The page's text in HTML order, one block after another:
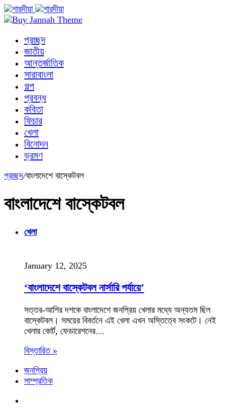
প্রচ্ছদ
জাতীয়
আন্তর্জাতিক
সারাবাংলা
গল্প
প্রবন্ধ
কবিতা
ফিচার
খেলা
বিনোদন
ভ্রমণ
প্রচ্ছদ/বাংলাদেশে বাস্কেটবল
বাংলাদেশে বাস্কেটবল
খেলা
January 12, 2025
‘বাংলাদেশে বাস্কেটবল নার্সারি পর্যায়ে’
সত্তর-আশির দশকে বাংলাদেশে জনপ্রিয় খেলার মধ্যে অন্যতম ছিল
বাস্কেটবল। সময়ের বিবর্তনে এই খেলা এখন অস্তিত্বে সংকটে। নেই
খেলার কোর্ট, ফেডারেশনের…
বিস্তারিত »
জনপ্রিয়
সাম্প্রতিক